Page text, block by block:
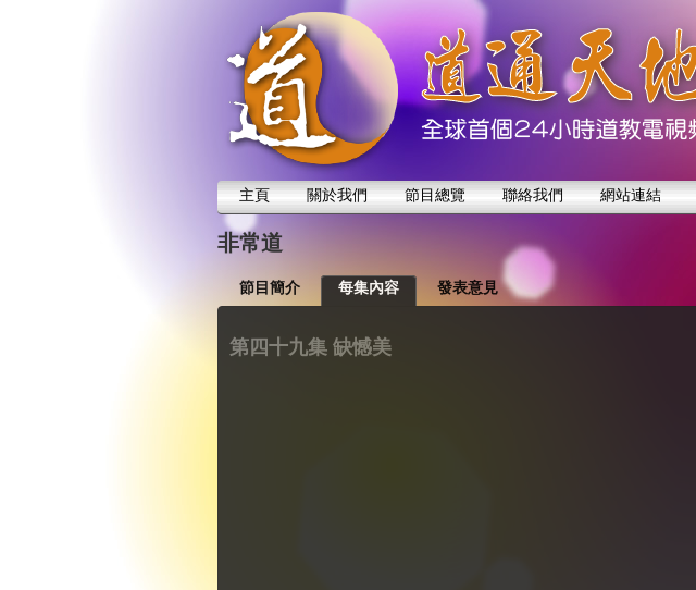
主頁 關於我們 節目總覽 聯絡我們 網站連結
非常道
節目簡介 每集內容 發表意見
第四十九集 缺憾美